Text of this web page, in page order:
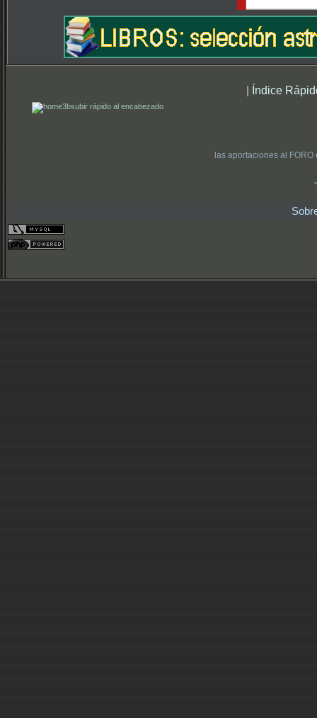
| Índice
subir rápido al encabezado
las aportaciones al